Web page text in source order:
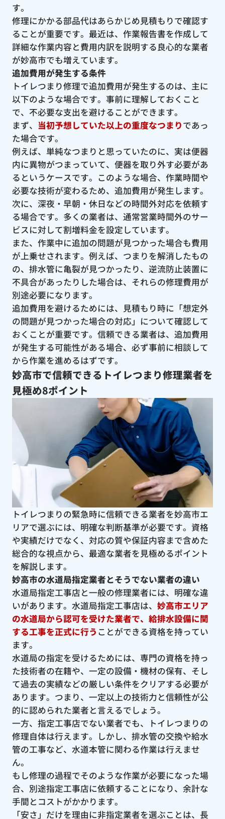
す。
修理にかかる部品代はあらかじめ見積もりで確認す
ることが重要です。最近は、作業報告書を作成して
詳細な作業内容と費用内訳を説明する良心的な業者
が妙高市でも増えています。
追加費用が発生する条件
トイレつまり修理で追加費用が発生するのは、主に
以下のような場合です。事前に理解しておくこと
で、不必要な支出を避けることができます。
まず、 当初予想していた以上の重度なつまりであっ
た場合です。
例えば、単純なつまりと思っていたのに、実は便器
内に異物がつまっていて、便器を取り外す必要があ
るというケースです。このような場合、作業時間や
必要な技術が変わるため、追加費用が発生します。
次に、深夜・早朝・休日などの時間外対応を依頼す
る場合です。多くの業者は、通常営業時間外のサー
ビスに対して割増料金を設定しています。
また、作業中に追加の問題が見つかった場合も費用
が上乗せされます。例えば、つまりを解消したもの
の、排水管に亀裂が見つかったり、逆流防止装置に
不具合があったりした場合は、それらの修理費用が
別途必要になります。
追加費用を避けるためには、見積もり時に「想定外
の問題が見つかった場合の対応」について確認して
おくことが重要です。信頼できる業者は、追加費用
が発生する可能性がある場合、必ず事前に相談して
から作業を進めるはずです。
妙高市で信頼できるトイレつまり修理業者を
見極め8ポイント
トイレつまりの緊急時に信頼できる業者を妙高市エ
リアで選ぶには、明確な判断基準が必要です。資格
や実績だけでなく、対応の質や保証内容まで含めた
総合的な視点から、最適な業者を見極めるポイント
を解説します。
妙高市の水道局指定業者とそうでない業者の違い
水道局指定工事店と一般の修理業者には、明確な違
いがあります。水道局指定工事店は、 妙高市エリア
の水道局から認可を受けた業者で、給排水設備に関
する工事を正式に行う ことができる資格を持ってい
ます。
水道局の指定を受けるためには、専門の資格を持っ
た技術者の在籍や、一定の設備・機材の保有、そし
て過去の実績などの厳しい条件をクリアする必要が
あります。つまり、一定以上の技術力と信頼性が公
的に認められた業者と言えるでしょう。
一方、指定工事店でない業者でも、トイレつまりの
修理自体は行えます。しかし、排水管の交換や給水
管の工事など、水道本管に関わる作業は行えませ
ん。
もし修理の過程でそのような作業が必要になった場
合、別途指定工事店に依頼することになり、余計な
手間とコストがかかります。
「安さ」だけを理由に非指定業者を選ぶことは、長